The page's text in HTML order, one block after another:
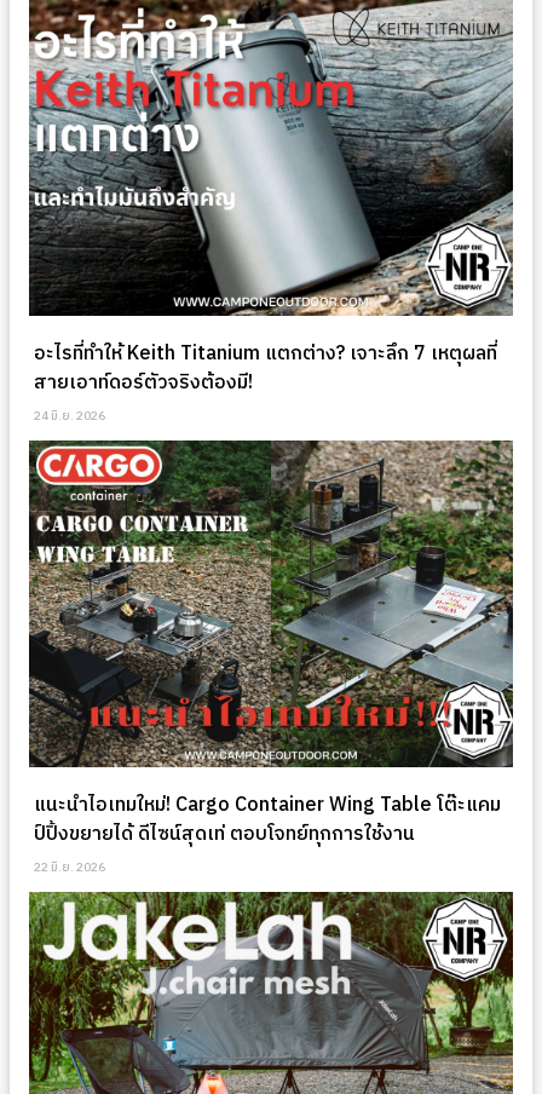
อะไรที่ทำให้ Keith Titanium แตกต่าง? เจาะลึก 7 เหตุผลที่
สายเอาท์ดอร์ตัวจริงต้องมี!
24 มิ.ย. 2026
แนะนำไอเทมใหม่! Cargo Container Wing Table โต๊ะแคม
ป์ปิ้งขยายได้ ดีไซน์สุดเท่ ตอบโจทย์ทุกการใช้งาน
22 มิ.ย. 2026